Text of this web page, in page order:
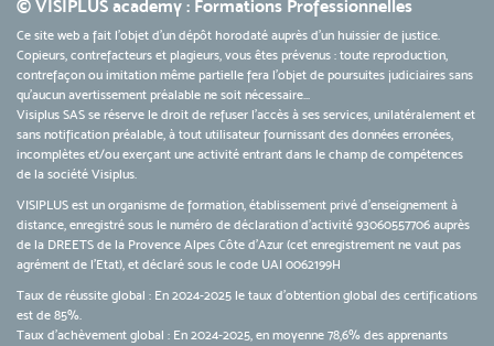
© VISIPLUS academy : Formations Professionnelles
Ce site web a fait l'objet d'un dépôt horodaté auprès d'un huissier de justice.
Copieurs, contrefacteurs et plagieurs, vous êtes prévenus : toute reproduction,
contrefaçon ou imitation même partielle fera l'objet de poursuites judiciaires sans
qu’aucun avertissement préalable ne soit nécessaire...
Visiplus SAS se réserve le droit de refuser l'accès à ses services, unilatéralement et
sans notification préalable, à tout utilisateur fournissant des données erronées,
incomplètes et/ou exerçant une activité entrant dans le champ de compétences
de la société Visiplus.
VISIPLUS est un organisme de formation, établissement privé d’enseignement à
distance, enregistré sous le numéro de déclaration d’activité 93060557706 auprès
de la DREETS de la Provence Alpes Côte d’Azur (cet enregistrement ne vaut pas
agrément de l’Etat), et déclaré sous le code UAI 0062199H
Taux de réussite global : En 2024-2025 le taux d'obtention global des certifications
est de 85%.
Taux d’achèvement global : En 2024-2025, en moyenne 78,6% des apprenants